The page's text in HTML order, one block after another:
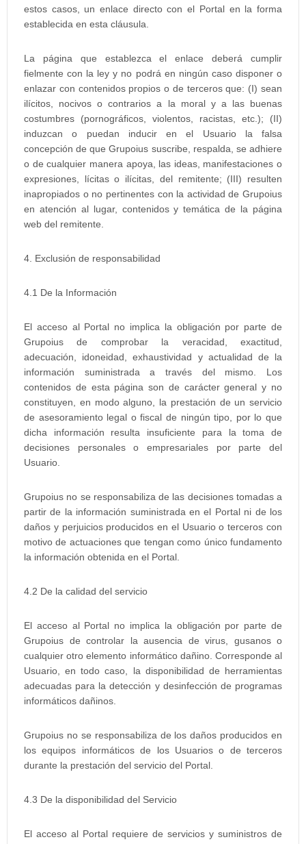
estos casos, un enlace directo con el Portal en la forma
establecida en esta cláusula.
La página que establezca el enlace deberá cumplir
fielmente con la ley y no podrá en ningún caso disponer o
enlazar con contenidos propios o de terceros que: (I) sean
ilícitos, nocivos o contrarios a la moral y a las buenas
costumbres (pornográficos, violentos, racistas, etc.); (II)
induzcan o puedan inducir en el Usuario la falsa
concepción de que Grupoius suscribe, respalda, se adhiere
o de cualquier manera apoya, las ideas, manifestaciones o
expresiones, lícitas o ilícitas, del remitente; (III) resulten
inapropiados o no pertinentes con la actividad de Grupoius
en atención al lugar, contenidos y temática de la página
web del remitente.
4. Exclusión de responsabilidad
4.1 De la Información
El acceso al Portal no implica la obligación por parte de
Grupoius de comprobar la veracidad, exactitud,
adecuación, idoneidad, exhaustividad y actualidad de la
información suministrada a través del mismo. Los
contenidos de esta página son de carácter general y no
constituyen, en modo alguno, la prestación de un servicio
de asesoramiento legal o fiscal de ningún tipo, por lo que
dicha información resulta insuficiente para la toma de
decisiones personales o empresariales por parte del
Usuario.
Grupoius no se responsabiliza de las decisiones tomadas a
partir de la información suministrada en el Portal ni de los
daños y perjuicios producidos en el Usuario o terceros con
motivo de actuaciones que tengan como único fundamento
la información obtenida en el Portal.
4.2 De la calidad del servicio
El acceso al Portal no implica la obligación por parte de
Grupoius de controlar la ausencia de virus, gusanos o
cualquier otro elemento informático dañino. Corresponde al
Usuario, en todo caso, la disponibilidad de herramientas
adecuadas para la detección y desinfección de programas
informáticos dañinos.
Grupoius no se responsabiliza de los daños producidos en
los equipos informáticos de los Usuarios o de terceros
durante la prestación del servicio del Portal.
4.3 De la disponibilidad del Servicio
El acceso al Portal requiere de servicios y suministros de